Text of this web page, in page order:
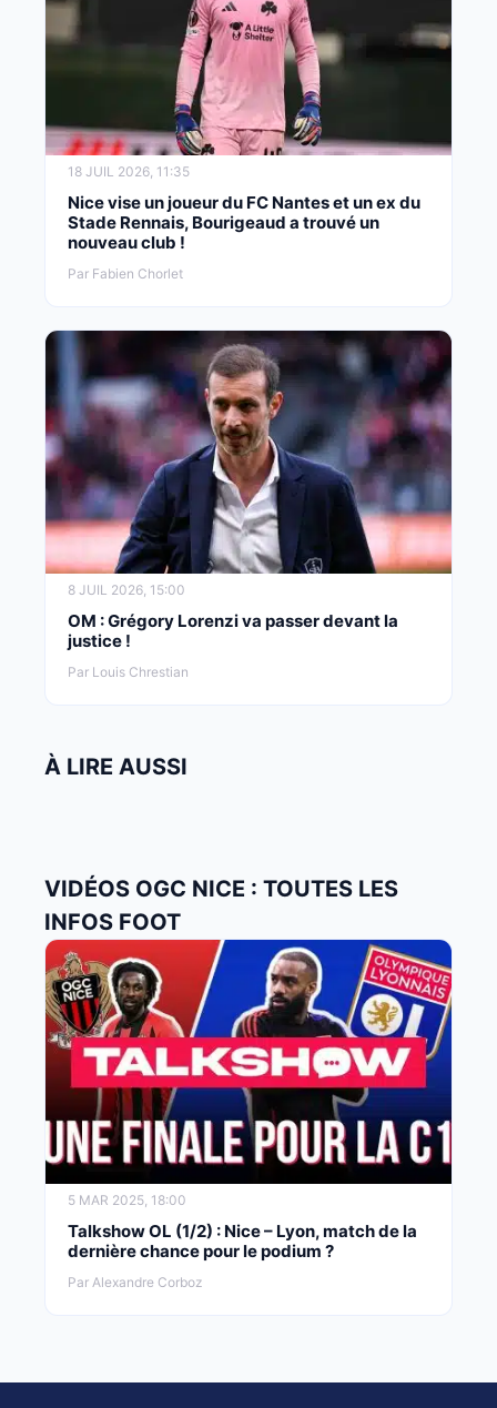
18 JUIL 2026, 11:35
Nice vise un joueur du FC Nantes et un ex du
Stade Rennais, Bourigeaud a trouvé un
nouveau club !
Par Fabien Chorlet
8 JUIL 2026, 15:00
OM : Grégory Lorenzi va passer devant la
justice !
Par Louis Chrestian
À LIRE AUSSI
VIDÉOS OGC NICE : TOUTES LES
INFOS FOOT
5 MAR 2025, 18:00
Talkshow OL (1/2) : Nice – Lyon, match de la
dernière chance pour le podium ?
Par Alexandre Corboz